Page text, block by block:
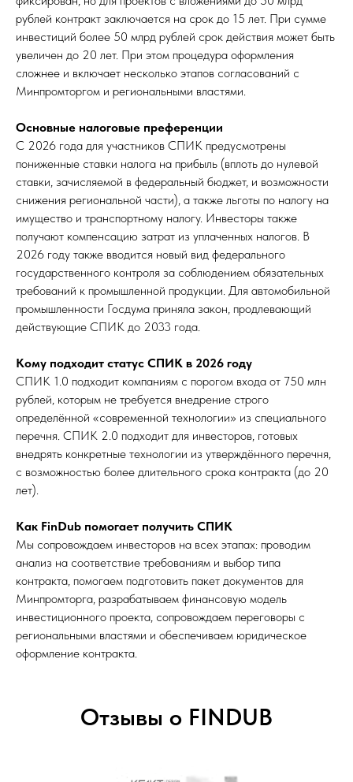
рублей контракт заключается на срок до 15 лет. При сумме
инвестиций более 50 млрд рублей срок действия может быть
увеличен до 20 лет. При этом процедура оформления
сложнее и включает несколько этапов согласований с
Минпромторгом и региональными властями.
Основные налоговые преференции
С 2026 года для участников СПИК предусмотрены
пониженные ставки налога на прибыль (вплоть до нулевой
ставки, зачисляемой в федеральный бюджет, и возможности
снижения региональной части), а также льготы по налогу на
имущество и транспортному налогу. Инвесторы также
получают компенсацию затрат из уплаченных налогов. В
2026 году также вводится новый вид федерального
государственного контроля за соблюдением обязательных
требований к промышленной продукции. Для автомобильной
промышленности Госдума приняла закон, продлевающий
действующие СПИК до 2033 года.
Кому подходит статус СПИК в 2026 году
СПИК 1.0 подходит компаниям с порогом входа от 750 млн
рублей, которым не требуется внедрение строго
определённой «современной технологии» из специального
перечня. СПИК 2.0 подходит для инвесторов, готовых
внедрять конкретные технологии из утверждённого перечня,
с возможностью более длительного срока контракта (до 20
лет).
Как FinDub помогает получить СПИК
Мы сопровождаем инвесторов на всех этапах: проводим
анализ на соответствие требованиям и выбор типа
контракта, помогаем подготовить пакет документов для
Минпромторга, разрабатываем финансовую модель
инвестиционного проекта, сопровождаем переговоры с
региональными властями и обеспечиваем юридическое
оформление контракта.
Отзывы о FINDUB